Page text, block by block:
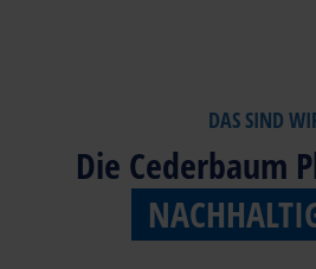
DAS SIND
Die Cederbaum